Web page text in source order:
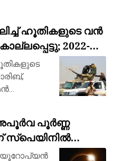
ഹൂതികളുടെ വൻ
2022-ന്
അപൂർവ പൂർണ്ണ
സ്പെയിനിൽ
യൂറോപ്യൻ